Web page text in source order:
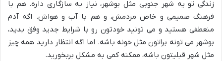
زندگی تو یه شهر جنوبی مثل بوشهر، نیاز به سازگاری داره. هم با
فرهنگ صمیمی و خاص مردمش، و هم با آب و هواش. اگه آدم
منعطفی هستید و می تونید خودتون رو با شرایط جدید وفق بدید،
بوشهر می تونه براتون مثل خونه باشه. اما اگه انتظار دارید همه چیز
مثل شهر قبلیتون باشه، ممکنه کمی به مشکل بربخورید.